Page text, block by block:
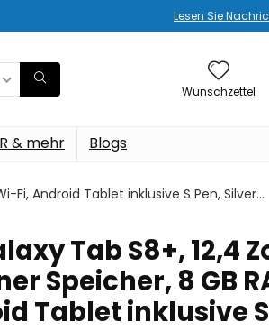
Lesen Sie
Wunschzettel
& mehr Blogs
Fi, Android Tablet inklusive S Pen, Silver…
Tab S8+, 12,4
Speicher, 8 GB
Tablet inklusive